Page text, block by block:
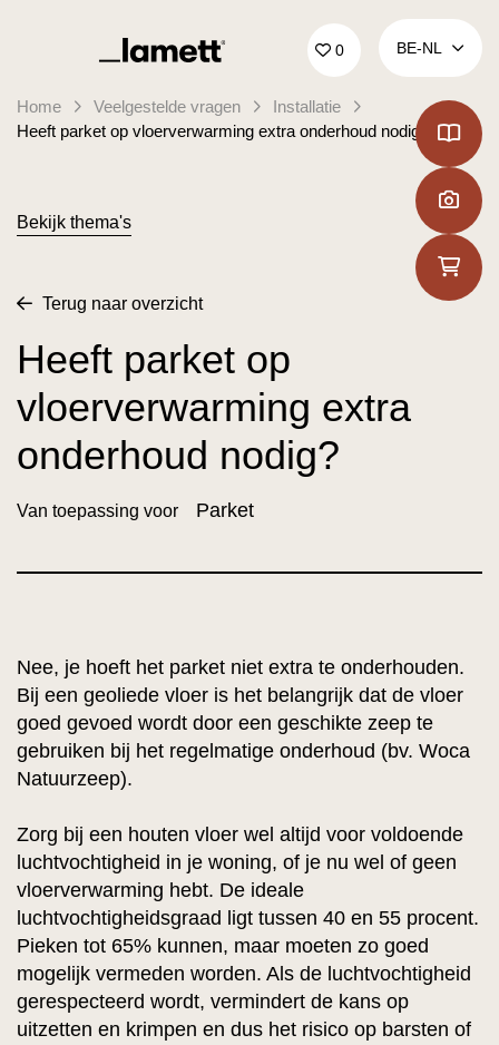
Terug naar home 0 BE‑NL
Home Veelgestelde vragen
Installatie
Heeft parket op vloerverwarming extra onderhoud nodig?
Bekijk thema's
Terug naar overzicht
Heeft parket op
vloerverwarming extra
onderhoud nodig?
Van toepassing voor Parket
Nee, je hoeft het parket niet extra te onderhouden.
Bij een geoliede vloer is het belangrijk dat de vloer
goed gevoed wordt door een geschikte zeep te
gebruiken bij het regelmatige onderhoud (bv. Woca
Natuurzeep).
Zorg bij een houten vloer wel altijd voor voldoende
luchtvochtigheid in je woning, of je nu wel of geen
vloerverwarming hebt. De ideale
luchtvochtigheidsgraad ligt tussen 40 en 55 procent.
Pieken tot 65% kunnen, maar moeten zo goed
mogelijk vermeden worden. Als de luchtvochtigheid
gerespecteerd wordt, vermindert de kans op
uitzetten en krimpen en dus het risico op barsten of